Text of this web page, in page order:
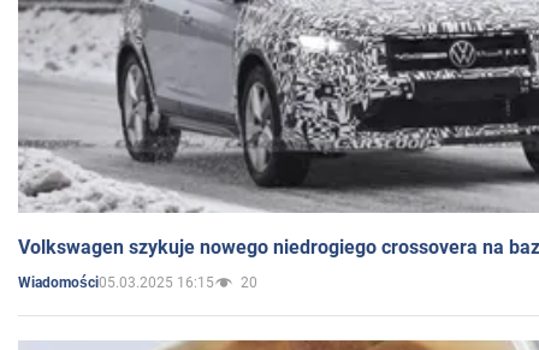
Volkswagen szykuje nowego niedrogiego crossovera na
Wiadomości05.03.2025 16:15 20